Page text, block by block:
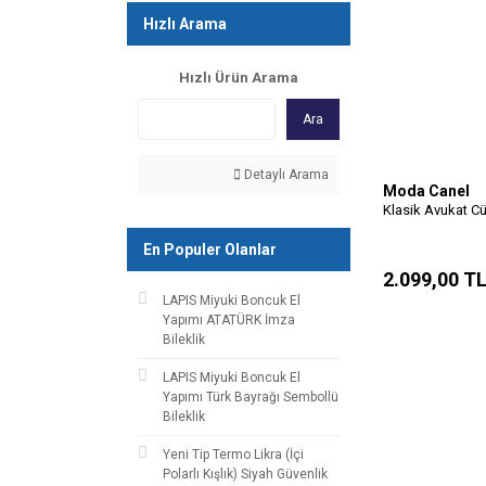
Hızlı Arama
Hızlı Ürün Arama
Ara
Detaylı Arama
En Populer Olanlar
LAPIS Miyuki Boncuk El
Yapımı ATATÜRK İmza
Bileklik
LAPIS Miyuki Boncuk El
Yapımı Türk Bayrağı Sembollü
Bileklik
Yeni Tip Termo Likra (İçi
Polarlı Kışlık) Siyah Güvenlik
Moda Canel
Klasik Avukat
2.099,00 TL